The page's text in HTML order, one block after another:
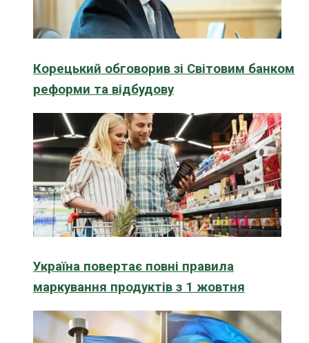
Корецький обговорив зі Світовим банком
реформи та відбудову
Україна повертає повні правила
маркування продуктів з 1 жовтня